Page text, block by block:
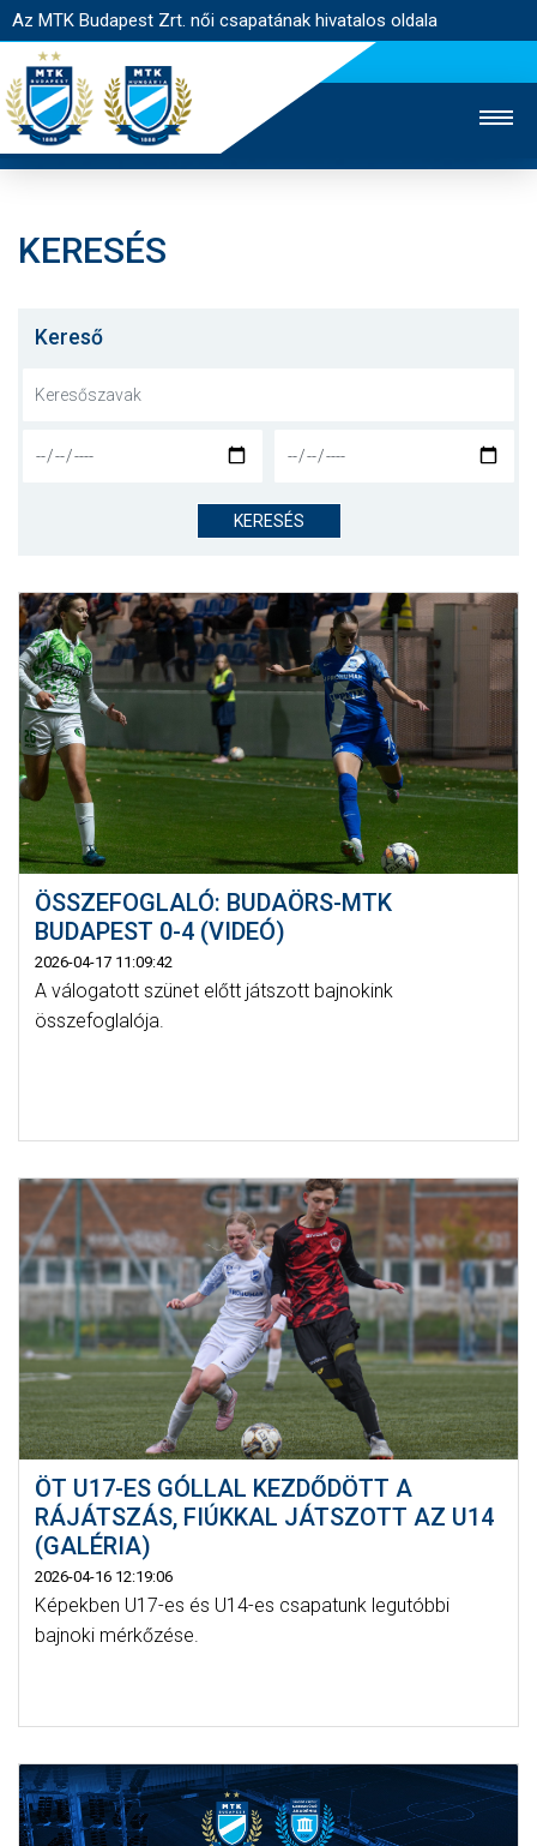
Az MTK Budapest Zrt. női csapatának hivatalos oldala
JEGYÉRTÉKESÍTÉS
NYITÓLAP
CSAPAT
JELENTKEZÉS
KLUB
GALÉRIA
SZURKOLÓI ÉLMÉNYEK
KERESÉS
Kereső
KERESÉS
ÖSSZEFOGLALÓ: BUDAÖRS-MTK
BUDAPEST 0-4 (VIDEÓ)
2026-04-17 11:09:42
A válogatott szünet előtt játszott bajnokink
összefoglalója.
ÖT U17-ES GÓLLAL KEZDŐDÖTT A
RÁJÁTSZÁS, FIÚKKAL JÁTSZOTT AZ U14
(GALÉRIA)
2026-04-16 12:19:06
Képekben U17-es és U14-es csapatunk legutóbbi
bajnoki mérkőzése.